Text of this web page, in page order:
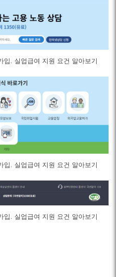
입. 실업급여 지원 요건 알아보기
입. 실업급여 지원 요건 알아보기
입. 실업급여 지원 요건 알아보기